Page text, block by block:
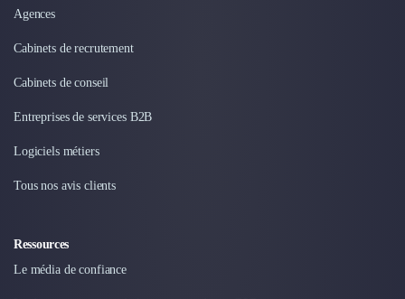
Courtage en Energie
Désinfection & décontamination
Clubs & Réseaux Professionnels
Espaces de Coworking
Agences
Cabinets de recrutement
Cabinets de conseil
Entreprises de services B2B
Logiciels métiers
Tous nos avis clients
Ressources
Le média de confiance